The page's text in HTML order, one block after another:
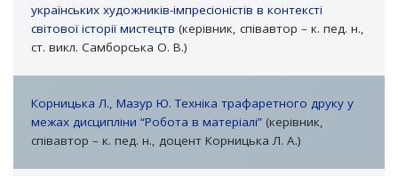
українських художників-імпресіоністів в контексті
світової історії мистецтв (керівник, співавтор – к. пед. н.,
ст. викл. Самборська О. В.)
Корницька Л., Мазур Ю. Техніка трафаретного друку у
межах дисципліни “Робота в матеріалі” (керівник,
співавтор – к. пед. н., доцент Корницька Л. А.)